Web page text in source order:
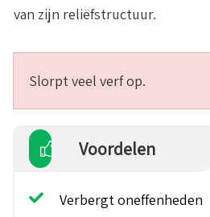
van zijn reliëfstructuur.
Slorpt veel verf op.
Voordelen
Verbergt oneffenheden